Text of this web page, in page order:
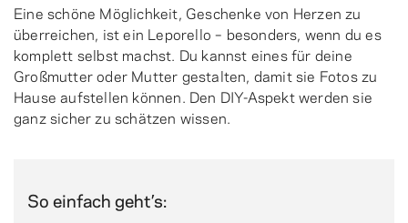
Eine schöne Möglichkeit, Geschenke von Herzen zu
überreichen, ist ein Leporello – besonders, wenn du es
komplett selbst machst. Du kannst eines für deine
Großmutter oder Mutter gestalten, damit sie Fotos zu
Hause aufstellen können. Den DIY-Aspekt werden sie
ganz sicher zu schätzen wissen.
So einfach geht’s: